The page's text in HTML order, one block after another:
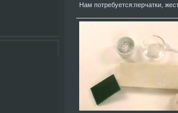
Нам потребуется:перчатки,